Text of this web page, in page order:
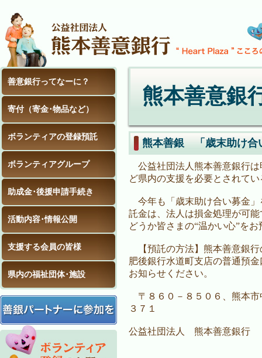
熊本善意銀
熊本善銀 「歳末助け合
公益社団法人熊本善意銀行は
ど県内の支援を必要とされて
今年も「歳末助け合い募金」
託金は、法人は損金処理が可
どうか皆さまの“温かい心”を
【預託の方法】熊本善意銀行
肥後銀行水道町支店の普通預
お知らせください。
〒８６０－８５０６、熊本市
３７１
公益社団法人 熊本善意銀行
善意銀行ってなーに？
寄付（寄金･物品など）
ボランティアの登録預託
ボランティアグループ
助成金･後援申請手続き
活動内容･情報公開
支援する会員の皆様
県内の福祉団体･施設